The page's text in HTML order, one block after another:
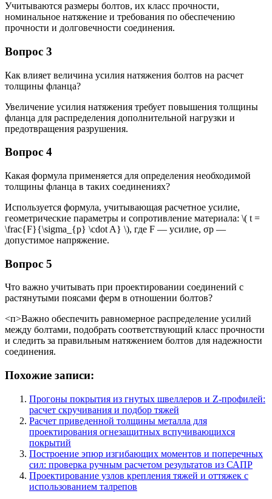
Учитываются размеры болтов, их класс прочности,
номинальное натяжение и требования по обеспечению
прочности и долговечности соединения.
Вопрос 3
Как влияет величина усилия натяжения болтов на расчет
толщины фланца?
Увеличение усилия натяжения требует повышения толщины
фланца для распределения дополнительной нагрузки и
предотвращения разрушения.
Вопрос 4
Какая формула применяется для определения необходимой
толщины фланца в таких соединениях?
Используется формула, учитывающая расчетное усилие,
геометрические параметры и сопротивление материала: \( t =
\frac{F}{\sigma_{p} \cdot A} \), где F — усилие, σp —
допустимое напряжение.
Вопрос 5
Что важно учитывать при проектировании соединений с
растянутыми поясами ферм в отношении болтов?
<п>Важно обеспечить равномерное распределение усилий
между болтами, подобрать соответствующий класс прочности
и следить за правильным натяжением болтов для надежности
соединения.
Похожие записи:
Прогоны покрытия из гнутых швеллеров и Z-профилей:
расчет скручивания и подбор тяжей
Расчет приведенной толщины металла для
проектирования огнезащитных вспучивающихся
покрытий
Построение эпюр изгибающих моментов и поперечных
сил: проверка ручным расчетом результатов из САПР
Проектирование узлов крепления тяжей и оттяжек с
использованием талрепов